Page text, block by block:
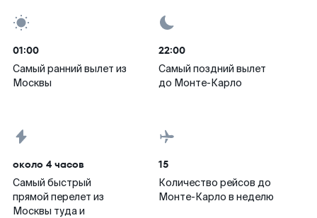
01:00
Самый ранний вылет из
Москвы
22:00
Самый поздний вылет
до Монте-Карло
около 4 часов
Самый быстрый
прямой перелет из
Москвы туда и
15
Количество рейсов до
Монте-Карло в неделю